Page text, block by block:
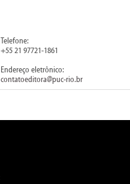
Telefone:
+55 21 97721-1861
Endereço eletrônico:
contatoeditora@puc-rio.br